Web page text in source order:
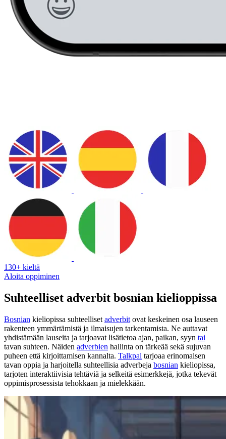
130+ kieltä
Aloita oppiminen
Suhteelliset adverbit bosnian kielioppissa
Bosnian kieliopissa suhteelliset adverbit ovat keskeinen osa lauseen
rakenteen ymmärtämistä ja ilmaisujen tarkentamista. Ne auttavat
yhdistämään lauseita ja tarjoavat lisätietoa ajan, paikan, syyn tai
tavan suhteen. Näiden adverbien hallinta on tärkeää sekä sujuvan
puheen että kirjoittamisen kannalta. Talkpal tarjoaa erinomaisen
tavan oppia ja harjoitella suhteellisia adverbeja bosnian kieliopissa,
tarjoten interaktiivisia tehtäviä ja selkeitä esimerkkejä, jotka tekevät
oppimisprosessista tehokkaan ja mielekkään.